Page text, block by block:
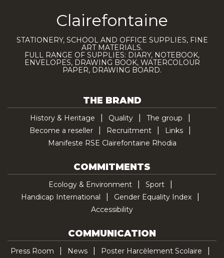
Clairefontaine
STATIONERY, SCHOOL AND OFFICE SUPPLIES, FINE
ART MATERIALS.
FULL RANGE OF SUPPLIES: DIARY, NOTEBOOK,
ENVELOPES, DRAWING BOOK, WATERCOLOUR
PAPER, DRAWING BOARD.
THE BRAND
History & Heritage Quality
The group
Become a reseller
Recruitment
Links
Manifeste RSE Clairefontaine Rhodia
COMMITMENTS
Ecology & Environment
Sport
Handicap International
Gender Equality Index
Accessibility
COMMUNICATION
Press Room News
Poster Harcèlement Scolaire